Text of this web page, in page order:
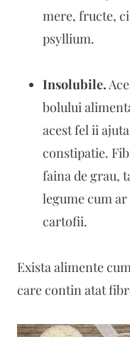
mere, fructe,
psyllium.
Insolubile.
bolului
acest fel ii
constipatie.
faina de grau,
legume cum
cartofii.
Exista alimente
care contin atat